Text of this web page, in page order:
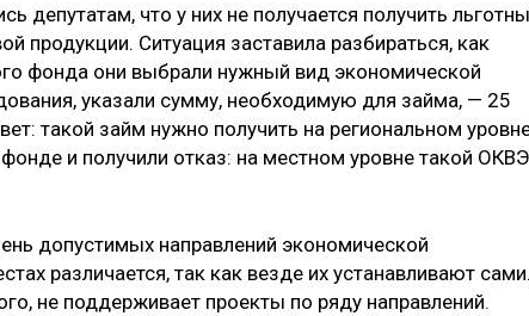
депутатам, что у них не получается получить
продукции. Ситуация заставила разбираться, как
фонда они выбрали нужный вид экономической
указали сумму, необходимую для займа, — 25
такой займ нужно получить на региональном
и получили отказ: на местном уровне такой
допустимых направлений экономической
различается, так как везде их устанавливают сами.
не поддерживает проекты по ряду направлений.